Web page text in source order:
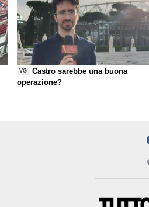
VG
Castro sarebbe una buona
operazione?